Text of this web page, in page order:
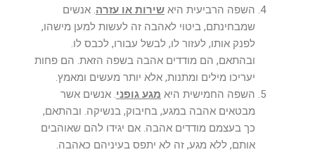
השפה הרביעית היא שירות או עזרה. אנשים
שמבחינתם, ביטוי לאהבה זה לעשות למען מישהו,
לפנק אותו, לעזור לו, לבשל עבורו, לכבס לו.
ובהתאם, הם מודדים אהבה בשפה הזאת. הם פחות
יעריכו מילים ומתנות, אלא יותר מעשים ומאמץ.
השפה החמישית היא מגע גופני. אנשים אשר
מבטאים אהבה במגע, בחיבוק, בנשיקה. ובהתאם,
כך בעצמם מודדים אהבה. אם יגידו להם שאוהבים
אותם, ללא מגע, זה לא יתפס בעיניהם כאהבה.